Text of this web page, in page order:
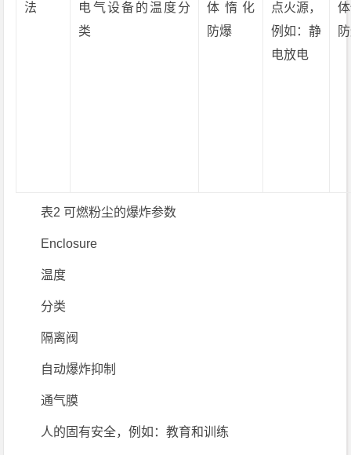
法
电气设备的温度分
类
体惰化
防爆
点火源，
例如：静
电放电
表2 可燃粉尘的爆炸参数
Enclosure
温度
分类
隔离阀
自动爆炸抑制
通气膜
人的固有安全，例如：教育和训练